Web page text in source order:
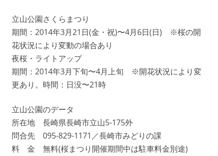
立山公園さくらまつり
期間：2014年3月21日(金・祝)〜4月6日(日) ※桜の開
花状況により変動の場合あり
夜桜・ライトアップ
期間：2014年3月下旬〜4月上旬 ※開花状況により変
更あり。時間：日没〜21時
立山公園のデータ
所在地 長崎県長崎市立山5-175外
問合先 095-829-1171／長崎市みどりの課
料 金 無料(桜まつり開催期間中は駐車料金別途)